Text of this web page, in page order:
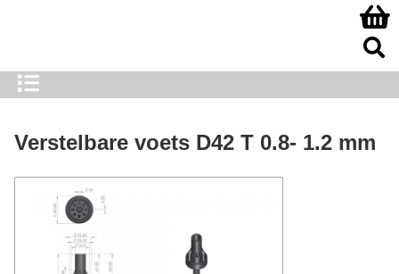
Verstelbare voets D42 T 0.8- 1.2 mm